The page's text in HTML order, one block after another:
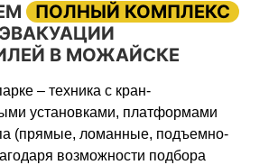
ПОЛНЫЙ КОМПЛЕКС
В МОЖАЙСКЕ
– техника с кран-
установками, платформами
(прямые, ломанные, подъемно-
возможности подбора